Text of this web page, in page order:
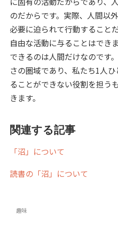
のだからです。実際、人間以
必要に迫られて行動すること
自由な活動に与ることはでき
できるのは人間だけなのです
さの圏域であり、私たち1人
ることができない役割を担う
きます。
関連する記事
「沼」について
読書の「沼」について
趣味